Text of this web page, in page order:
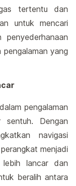
tertentu dan
untuk mencari
yang
pengalaman
sentuh. Dengan
navigasi
menjadi
lebih lancar dan
beralih antara